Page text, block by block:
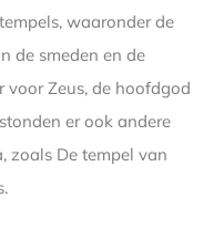
waaronder de
de smeden en de
voor Zeus, de hoofdgod
er ook andere
zoals De tempel van